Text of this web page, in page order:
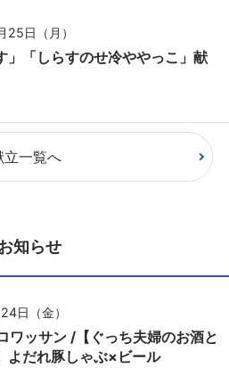
日（月）
」「しらすのせ冷ややっこ」献
立一覧へ
知らせ
日（金）
ワッサン /【ぐっち夫婦のお酒と
よだれ豚しゃぶ×ビール